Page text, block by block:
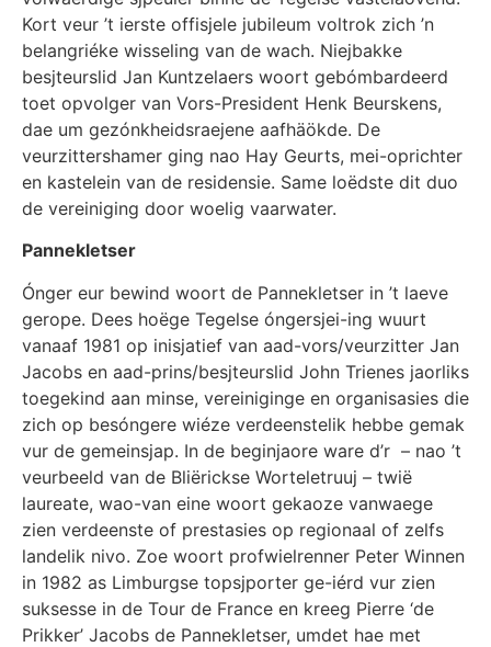
Kort veur ’t ierste offisjele jubileum voltrok zich ’n
belangriéke wisseling van de wach. Niejbakke
besjteurslid Jan Kuntzelaers woort gebómbardeerd
toet opvolger van Vors-President Henk Beurskens,
dae um gezónkheidsraejene aafhäökde. De
veurzittershamer ging nao Hay Geurts, mei-oprichter
en kastelein van de residensie. Same loëdste dit duo
de vereiniging door woelig vaarwater.
Pannekletser
Ónger eur bewind woort de Pannekletser in ’t laeve
gerope. Dees hoëge Tegelse óngersjei-ing wuurt
vanaaf 1981 op inisjatief van aad-vors/veurzitter Jan
Jacobs en aad-prins/besjteurslid John Trienes jaorliks
toegekind aan minse, vereiniginge en organisasies die
zich op besóngere wiéze verdeenstelik hebbe gemak
vur de gemeinsjap. In de beginjaore ware d’r – nao ’t
veurbeeld van de Bliërickse Worteletruuj – twië
laureate, wao-van eine woort gekaoze vanwaege
zien verdeenste of prestasies op regionaal of zelfs
landelik nivo. Zoe woort profwielrenner Peter Winnen
in 1982 as Limburgse topsjporter ge-iérd vur zien
suksesse in de Tour de France en kreeg Pierre ‘de
Prikker’ Jacobs de Pannekletser, umdet hae met